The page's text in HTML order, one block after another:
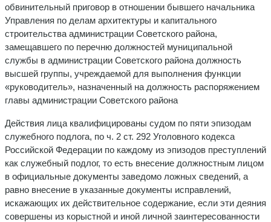
обвинительный приговор в отношении бывшего начальника
Управления по делам архитектуры и капитального
строительства администрации Советского района,
замещавшего по перечню должностей муниципальной
службы в администрации Советского района должность
высшей группы, учреждаемой для выполнения функции
«руководитель», назначенный на должность распоряжением
главы администрации Советского района
Действия лица квалифицированы судом по пяти эпизодам
служебного подлога, по ч. 2 ст. 292 Уголовного кодекса
Российской Федерации по каждому из эпизодов преступлений
как служебный подлог, то есть внесение должностным лицом
в официальные документы заведомо ложных сведений, а
равно внесение в указанные документы исправлений,
искажающих их действительное содержание, если эти деяния
совершены из корыстной и иной личной заинтересованности